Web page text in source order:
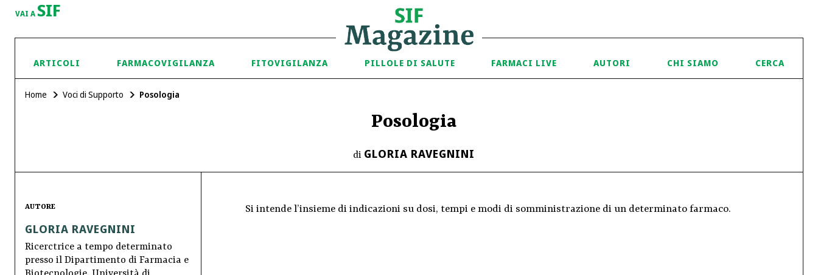
VAI A SIF
ARTICOLI FARMACOVIGILANZA FITOVIGILANZA PILLOLE DI SALUTE FARMACI LIVE AUTORI CHI SIAMO CERCA
Home Voci di Supporto Posologia
Posologia
di GLORIA RAVEGNINI
AUTORE
GLORIA RAVEGNINI
Ricerctrice a tempo determinato
presso il Dipartimento di Farmacia e
Si intende l’insieme di indicazioni su dosi, tempi e modi di somministrazione di un determinato farmaco.